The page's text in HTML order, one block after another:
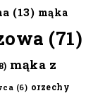
(13) mąka
(71)
mąka z
(6) orzechy